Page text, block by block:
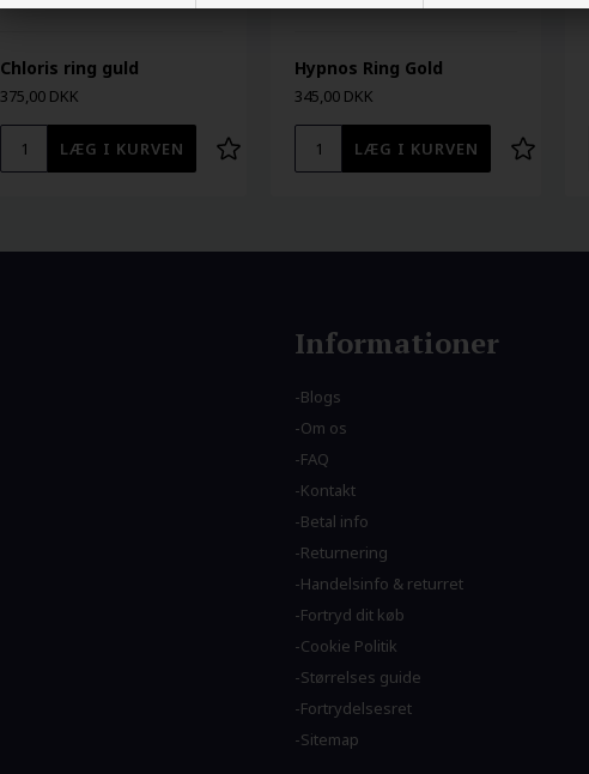
Chloris ring guld
375,00 DKK
Hypnos Ring Gold
345,00 DKK
Informationer
Blogs
Om os
FAQ
Kontakt
Betal info
Returnering
Handelsinfo & returret
Fortryd dit køb
Cookie Politik
Størrelses guide
Fortrydelsesret
Sitemap